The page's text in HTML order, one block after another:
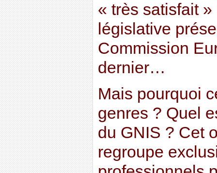
« très satisfait
législative
Commission
dernier…
Mais pourquoi
genres ? Quel
du GNIS ? Cet
regroupe